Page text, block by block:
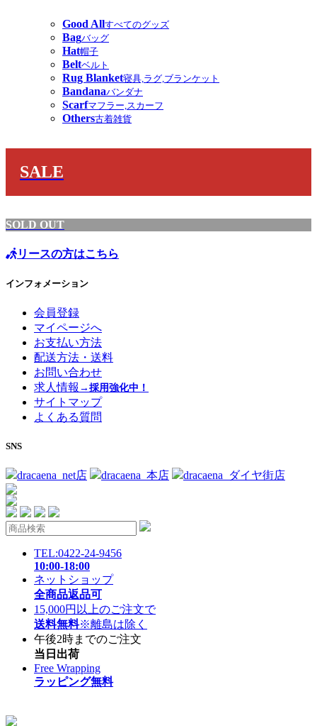
Good Allすべてのグッズ
Bagバッグ
Hat帽子
Beltベルト
Rug Blanket寝具,ラグ,ブランケット
Bandanaバンダナ
Scarfマフラー,スカーフ
Others古着雑貨
SALE
SOLD OUT
リースの方はこちら
インフォメーション
会員登録
マイページへ
お支払い方法
配送方法・送料
お問い合わせ
求人情報 →採用強化中！
サイトマップ
よくある質問
SNS
dracaena_net店 dracaena_本店 dracaena_ダイヤ街店
TEL:0422-24-9456
10:00-18:00
ネットショップ
全商品返品可
15,000円以上のご注文で
送料無料※離島は除く
午後2時までのご注文
当日出荷
Free Wrapping
ラッピング無料